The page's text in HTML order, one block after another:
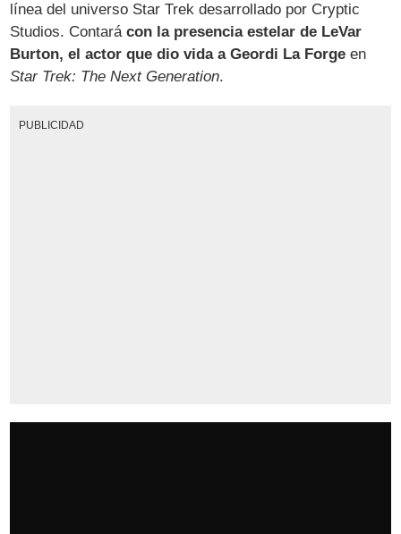
línea del universo Star Trek desarrollado por Cryptic
Studios. Contarácon la presencia estelar de LeVar
Burton, el actor que dio vida a Geordi La Forge en
Star Trek: The Next Generation.
PUBLICIDAD